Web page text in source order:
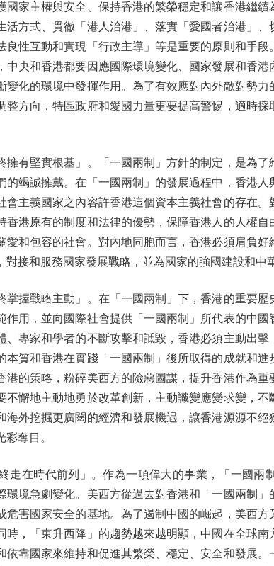
國家主權與安全、保持香港的繁榮穩定和讓香港繼
活方式、貫徹「港人治港」、落實「愛國者治港」、
良性互動和實現「行政主導」等是重要的原則和手
中央和香港都要因應國際環境變化、國家發展和香
變化的環境中發揮作用。為了有效應對內外敵對勢
整方向，特區政府和愛國力量更要提高警惕，適時
堅實根基」。「一國兩制」方針的制定，是為了
的竭誠擁戴。在「一國兩制」的發展過程中，香港
會主義國家之內容許香港這個資本主義社會的存在
香港原有的制度和法律的優勢，保障香港人的人權
愛和包容的社會。對內地同胞而言，香港必須肩負
接和服務國家發展戰略，並為國家的強國建設和中
握戰略主動」。在「一國兩制」下，香港的重要歷
作用，並向國際社會提供「一國兩制」所代表的中
、專家和學者的不斷攻擊和詆毀，香港必須主動出
本質和香港在實踐「一國兩制」後所取得的成就和
港的策略，粉碎美西方的險惡圖謀，提升香港作為
不懈地主動地勇於改革創新，主動識變應變求變，
海外挖掘更廣闊的經濟和發展機遇，讓香港源源不
奪目。
在時代前列」。作為一項偉大的事業，「一國兩
環境急劇變化。美西方從過去對香港和「一國兩制
危害國家安全的基地。為了遏制中國的崛起，美西
時，「東升西降」的趨勢越來越明顯，中國在全球
依靠國家來維持和促進其繁榮、穩定、安全和發展